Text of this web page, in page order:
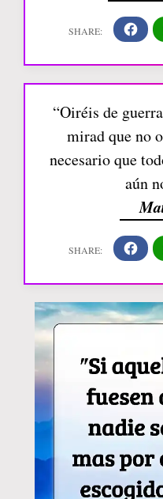
“Oiréis de
mirad que no
necesario que
aún